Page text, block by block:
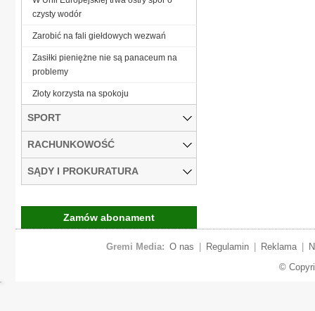
czysty wodór
Zarobić na fali giełdowych wezwań
Zasiłki pieniężne nie są panaceum na
problemy
Złoty korzysta na spokoju
SPORT
RACHUNKOWOŚĆ
SĄDY I PROKURATURA
Zamów abonament
Gremi Media: O nas Regulamin Reklama
©